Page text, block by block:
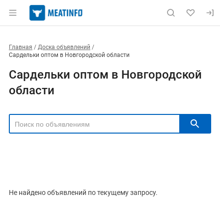
Главная
Доска объявлений
Сардельки оптом в Новгородской области
Сардельки оптом в Новгородской
области
РУБРИКА
Не найдено объявлений по текущему запросу.